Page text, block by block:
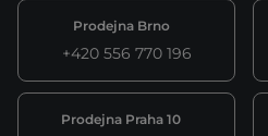
Prodejna Brno
+420 556 770 196
Prodejna Praha 10